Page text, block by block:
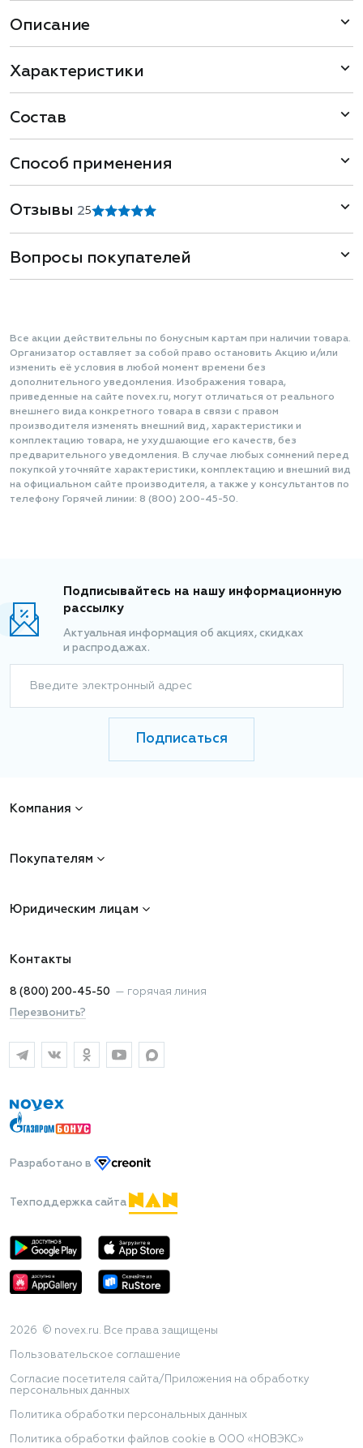
Описание
Характеристики
Состав
Способ применения
Отзывы 25
Вопросы покупателей
Все акции действительны по бонусным картам при наличии товара.
Организатор оставляет за собой право остановить Акцию и/или
изменить её условия в любой момент времени без
дополнительного уведомления. Изображения товара,
приведенные на сайте novex.ru, могут отличаться от реального
внешнего вида конкретного товара в связи с правом
производителя изменять внешний вид, характеристики и
комплектацию товара, не ухудшающие его качеств, без
предварительного уведомления. В случае любых сомнений перед
покупкой уточняйте характеристики, комплектацию и внешний вид
на официальном сайте производителя, а также у консультантов по
телефону Горячей линии: 8 (800) 200-45-50.
Подписывайтесь на нашу информационную
рассылку
Актуальная информация об акциях, скидках
и распродажах.
Введите электронный адрес
Подписаться
Компания
Покупателям
Юридическим лицам
Контакты
8 (800) 200-45-50 — горячая линия
Перезвонить?
Разработано в
Техподдержка сайта
2026 © novex.ru. Все права защищены
Пользовательское соглашение
Согласие посетителя сайта/Приложения на обработку
персональных данных
Политика обработки персональных данных
Политика обработки файлов cookie в ООО «НОВЭКС»